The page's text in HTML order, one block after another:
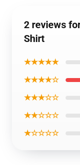
2 reviews
Shirt
★★★★★
★★★★☆
★★★☆☆
★★☆☆☆
★☆☆☆☆